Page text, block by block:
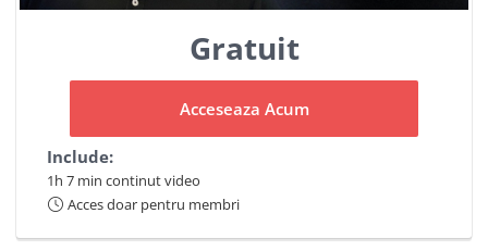
Gratuit
Acceseaza Acum
Include:
1h 7 min continut video
Acces doar pentru membri